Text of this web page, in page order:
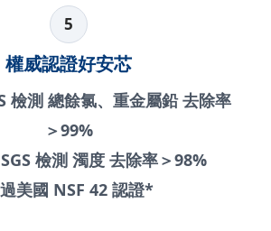
5
權威認證好安芯
檢測 總餘氯、重金屬鉛 去除率
＞99%
檢測 濁度 去除率＞98%
美國 NSF 42 認證*